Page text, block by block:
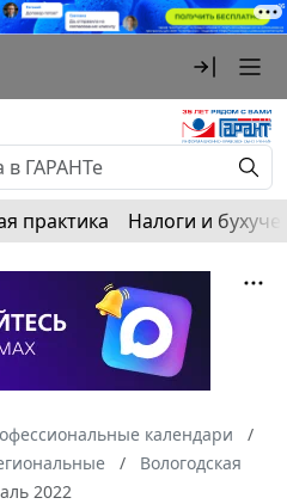
практика Налоги и
календари
Вологодская
2022